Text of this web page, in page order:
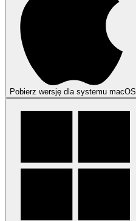
Pobierz wersję dla systemu macOS